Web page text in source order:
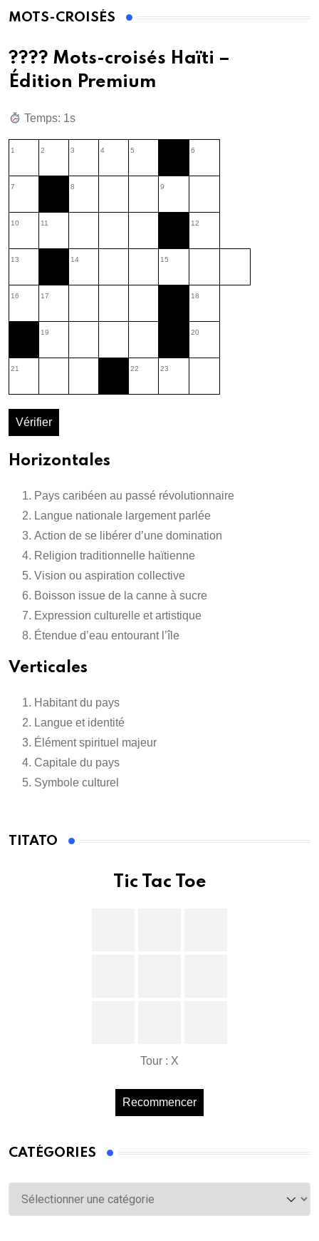
MOTS-CROISÉS
???? Mots-croisés Haïti –
Édition Premium
Temps: 2s
1 2 3 4 5 6
7 8 9
10 11 12
13 14 15
16 17 18
19 20
21 22 23
Vérifier
Horizontales
Pays caribéen au passé révolutionnaire
Langue nationale largement parlée
Action de se libérer d’une domination
Religion traditionnelle haïtienne
Vision ou aspiration collective
Boisson issue de la canne à sucre
Expression culturelle et artistique
Étendue d’eau entourant l’île
Verticales
Habitant du pays
Langue et identité
Élément spirituel majeur
Capitale du pays
Symbole culturel
TITATO
Tic Tac Toe
Tour : X
Recommencer
CATÉGORIES
Catégories